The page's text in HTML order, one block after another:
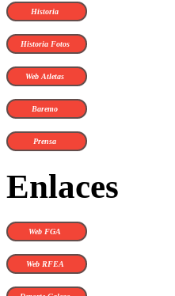
Historia
Historia Fotos
Web Atletas
Baremo
Prensa
Enlaces
Web FGA
Web RFEA